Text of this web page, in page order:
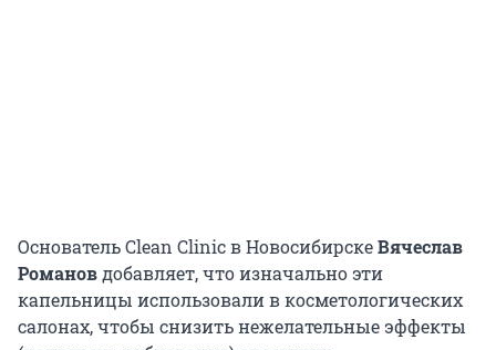
Основатель Clean Clinic в НовосибирскеВячеслав
Романовдобавляет, что изначально эти
капельницы использовали в косметологических
салонах, чтобы снизить нежелательные эффекты